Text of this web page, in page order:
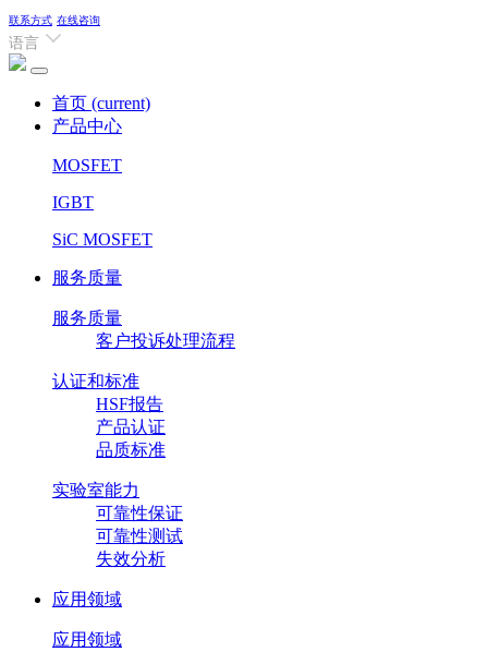
联系方式 在线咨询
语言
首页 (current)
产品中心
MOSFET
IGBT
SiC MOSFET
服务质量
服务质量
客户投诉处理流程
认证和标准
HSF报告
产品认证
品质标准
实验室能力
可靠性保证
可靠性测试
失效分析
应用领域
应用领域